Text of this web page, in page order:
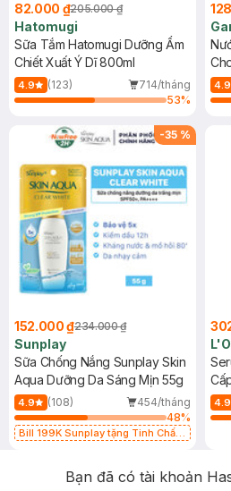
82.000 ₫205.000 ₫
Hatomugi
Sữa Tắm Hatomugi Dưỡng Ẩm
Chiết Xuất Ý Dĩ 800ml
4.9 (123)
714/tháng
53%
4.9
-35 %
152.000 ₫234.000 ₫
Sunplay
Sữa Chống Nắng Sunplay Skin
Aqua Dưỡng Da Sáng Mịn 55g
4.9 (108)
454/tháng
48%
Bill 199K Sunplay tặng Tinh Chất
4.9
Bạn đã có tài khoản